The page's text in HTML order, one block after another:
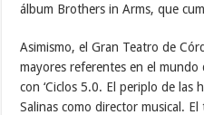
álbum Brothers in Arms, que
Asimismo, el Gran Teatro de
mayores referentes en el
con ‘Ciclos 5.0. El periplo de las
Salinas como director musical.